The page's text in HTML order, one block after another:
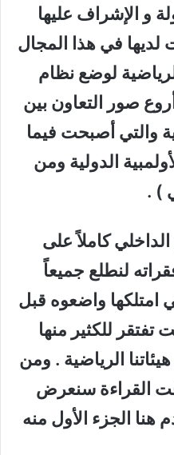
و الإشراف عليها
لديها في هذا المجال
لوضع نظام
صور التعاون بين
والتي أصبحت فيما
الدولية ومن
) .
كاملاً على
لنطلع جميعاً
امتلكها واضعوه قبل
للكثير منها
الرياضية . ومن
القراءة سنعرض
هنا الجزء الأول منه